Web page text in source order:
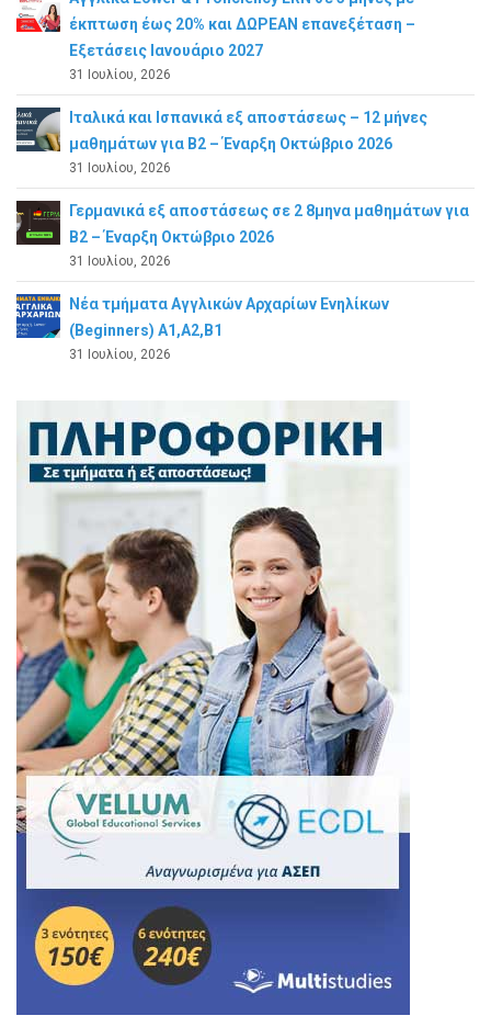
έκπτωση έως 20% και ΔΩΡΕΑΝ επανεξέταση –
Εξετάσεις Ιανουάριο 2027
31 Ιουλίου, 2026
Ιταλικά και Ισπανικά εξ αποστάσεως – 12 μήνες
μαθημάτων για B2 – Έναρξη Οκτώβριο 2026
31 Ιουλίου, 2026
Γερμανικά εξ αποστάσεως σε 2 8μηνα μαθημάτων για
Β2 – Έναρξη Οκτώβριο 2026
31 Ιουλίου, 2026
Νέα τμήματα Αγγλικών Αρχαρίων Ενηλίκων
(Beginners) A1,A2,B1
31 Ιουλίου, 2026